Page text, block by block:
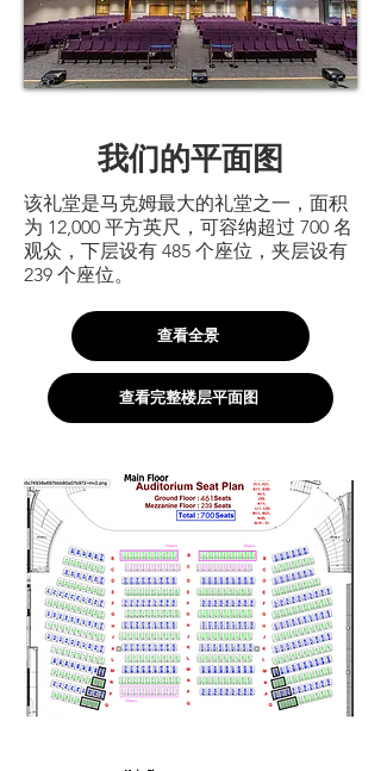
我们的平面图
该礼堂是马克姆最大的礼堂之一，面积
为 12,000 平方英尺，可容纳超过 700 名
观众，下层设有 485 个座位，夹层设有
239 个座位。
查看全景
查看完整楼层平面图